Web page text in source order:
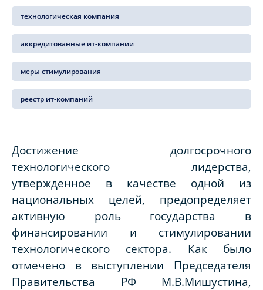
технологическая компания
аккредитованные ит-компании
меры стимулирования
реестр ит-компаний
Достижение долгосрочного
технологического лидерства,
утвержденное в качестве одной из
национальных целей, предопределяет
активную роль государства в
финансировании и стимулировании
технологического сектора. Как было
отмечено в выступлении Председателя
Правительства РФ М.В.Мишустина,